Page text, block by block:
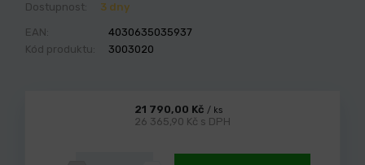
Dostupnost: 3 dny
EAN:
4030635035937
Kód produktu:
3003020
21 790,00 Kč / ks
26 365,90 Kč s DPH